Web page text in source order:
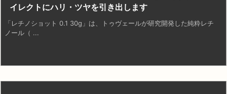
イレクトにハリ・ツヤを引き出します
「レチノショット 0.1 30g」は、トゥヴェールが研究開発した純粋レチ
ノール（ ...